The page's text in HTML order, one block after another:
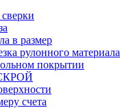
в размер
рулонного материала
покрытии
счета